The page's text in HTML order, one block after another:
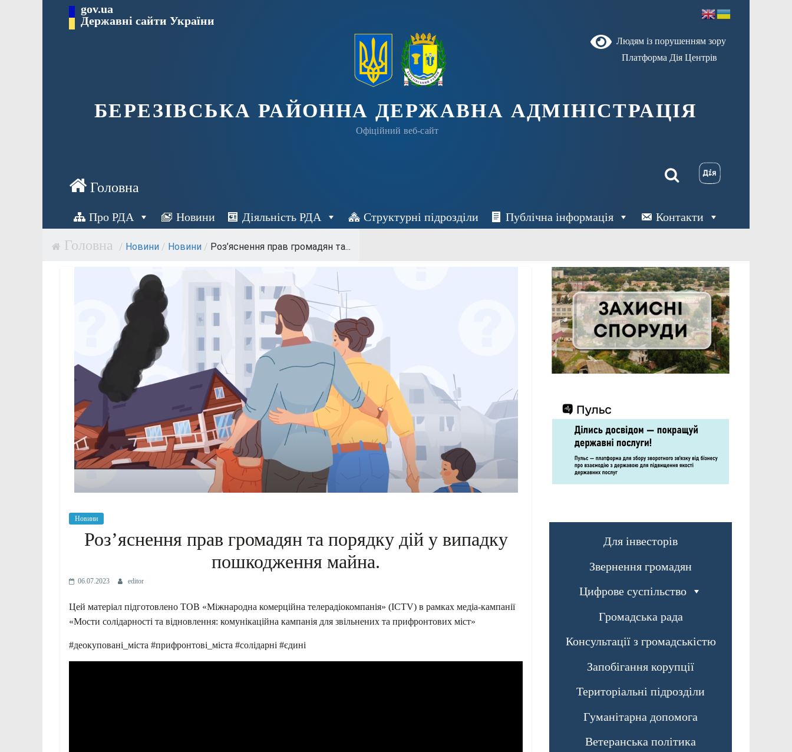
Перейти gov.ua
Державні сайти України
Людям із порушенням зору
Платформа Дія Центрів
БЕРЕЗІВСЬКА РАЙОННА ДЕРЖАВНА АДМІНІСТРАЦІЯ
Офіційний веб-сайт
Про РДА Новини Діяльність РДА Структурні підрозділи Публічна інформація Контакти
/ Новини / Новини / Роз’яснення прав громадян та...
Новини
Роз’яснення прав громадян та порядку дій у випадку
пошкодження майна.
06.07.2023 editor
Цей матеріал підготовлено ТОВ «Міжнародна комерційна телерадіокомпанія» (ICTV) в рамках медіа-кампанії
«Мости солідарності та відновлення: комунікаційна кампанія для звільнених та прифронтових міст»
#деокуповані_міста #прифронтові_міста #солідарні #єдині
Для інвесторів
Звернення громадян
Цифрове суспільство
Громадська рада
Консультації з громадськістю
Запобігання корупції
Територіальні підрозділи
Гуманітарна допомога
Ветеранська політика